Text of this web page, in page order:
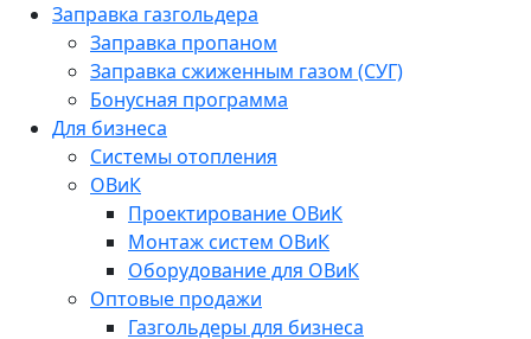
Заправка газгольдера
Заправка пропаном
Заправка сжиженным газом (СУГ)
Бонусная программа
Для бизнеса
Системы отопления
ОВиК
Проектирование ОВиК
Монтаж систем ОВиК
Оборудование для ОВиК
Оптовые продажи
Газгольдеры для бизнеса